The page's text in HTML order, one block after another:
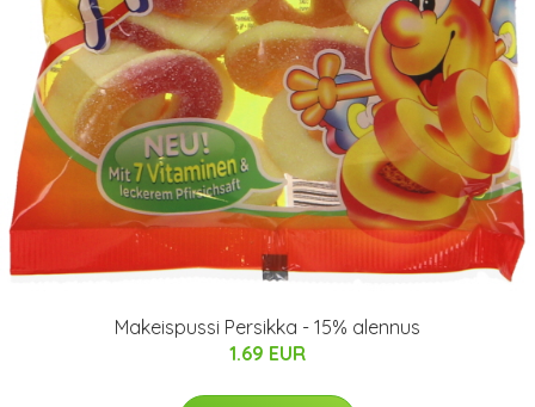
Makeispussi Persikka - 15% alennus
1.69 EUR